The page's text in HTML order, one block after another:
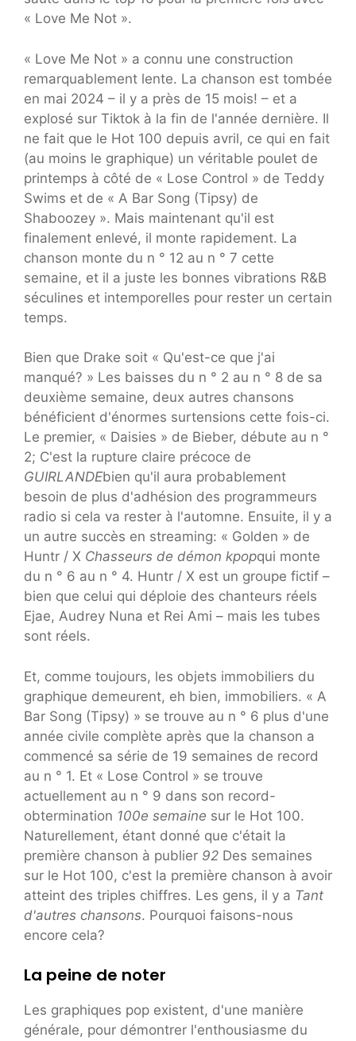
« Love Me Not ».
« Love Me Not » a connu une construction
remarquablement lente. La chanson est tombée
en mai 2024 – il y a près de 15 mois! – et a
explosé sur Tiktok à la fin de l'année dernière. Il
ne fait que le Hot 100 depuis avril, ce qui en fait
(au moins le graphique) un véritable poulet de
printemps à côté de « Lose Control » de Teddy
Swims et de « A Bar Song (Tipsy) de
Shaboozey ». Mais maintenant qu'il est
finalement enlevé, il monte rapidement. La
chanson monte du n ° 12 au n ° 7 cette
semaine, et il a juste les bonnes vibrations R&B
séculines et intemporelles pour rester un certain
temps.
Bien que Drake soit « Qu'est-ce que j'ai
manqué? » Les baisses du n ° 2 au n ° 8 de sa
deuxième semaine, deux autres chansons
bénéficient d'énormes surtensions cette fois-ci.
Le premier, « Daisies » de Bieber, débute au n °
2; C'est la rupture claire précoce de
GUIRLANDEbien qu'il aura probablement
besoin de plus d'adhésion des programmeurs
radio si cela va rester à l'automne. Ensuite, il y a
un autre succès en streaming: « Golden » de
Huntr / X Chasseurs de démon kpopqui monte
du n ° 6 au n ° 4. Huntr / X est un groupe fictif –
bien que celui qui déploie des chanteurs réels
Ejae, Audrey Nuna et Rei Ami – mais les tubes
sont réels.
Et, comme toujours, les objets immobiliers du
graphique demeurent, eh bien, immobiliers. « A
Bar Song (Tipsy) » se trouve au n ° 6 plus d'une
année civile complète après que la chanson a
commencé sa série de 19 semaines de record
au n ° 1. Et « Lose Control » se trouve
actuellement au n ° 9 dans son record-
obtermination 100e semaine sur le Hot 100.
Naturellement, étant donné que c'était la
première chanson à publier 92 Des semaines
sur le Hot 100, c'est la première chanson à avoir
atteint des triples chiffres. Les gens, il y a Tant
d'autres chansons. Pourquoi faisons-nous
encore cela?
La peine de noter
Les graphiques pop existent, d'une manière
générale, pour démontrer l'enthousiasme du